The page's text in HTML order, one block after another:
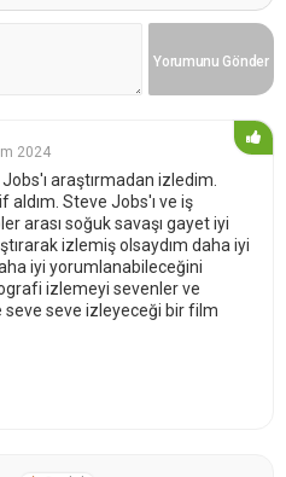
Yorumunu Gönder
2024
araştırmadan izledim.
aldım. Steve Jobs'ı ve iş
arası soğuk savaşı gayet iyi
izlemiş olsaydım daha iyi
iyi yorumlanabileceğini
izlemeyi sevenler ve
seve izleyeceği bir film